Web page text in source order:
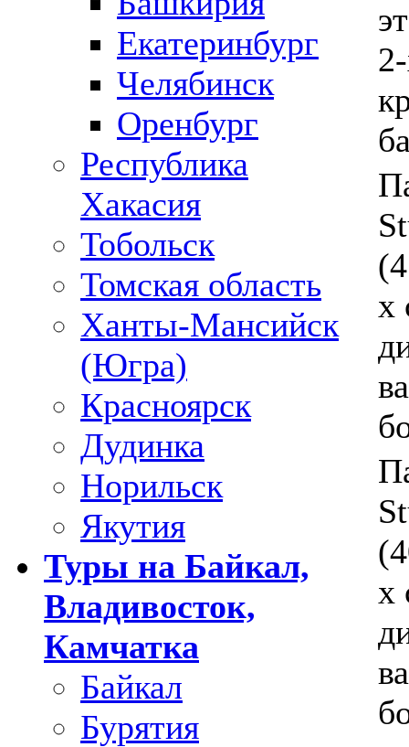
Екатеринбург
Челябинск
Оренбург
Республика
Хакасия
Тобольск
Томская область
Ханты-Мансийск
(Югра)
Красноярск
Дудинка
Норильск
Якутия
Туры на Байкал,
Владивосток,
Камчатка
Байкал
Бурятия
х
х